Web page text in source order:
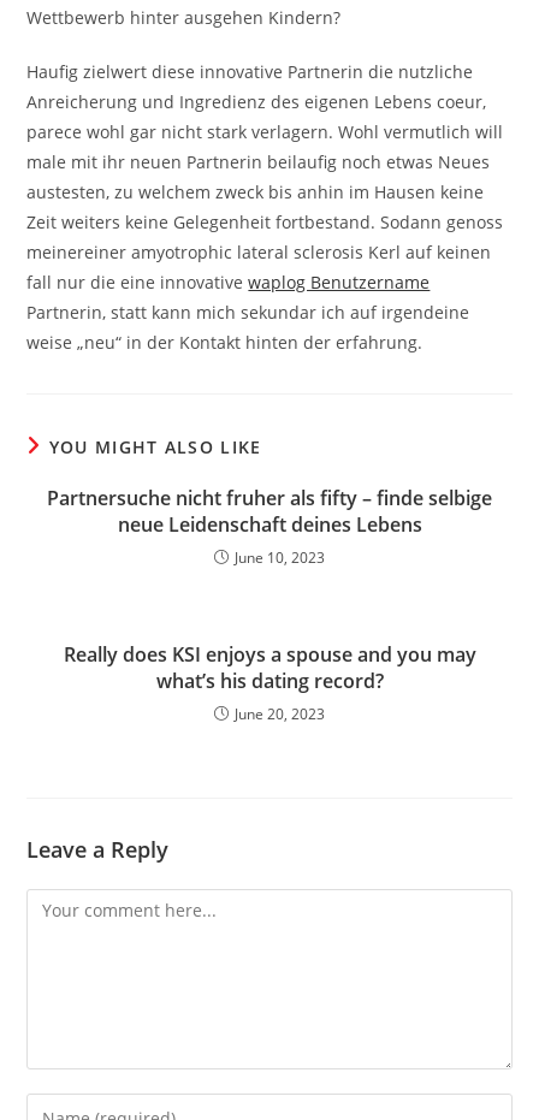
Wettbewerb hinter ausgehen Kindern?
Haufig zielwert diese innovative Partnerin die nutzliche
Anreicherung und Ingredienz des eigenen Lebens coeur,
parece wohl gar nicht stark verlagern. Wohl vermutlich will
male mit ihr neuen Partnerin beilaufig noch etwas Neues
austesten, zu welchem zweck bis anhin im Hausen keine
Zeit weiters keine Gelegenheit fortbestand. Sodann genoss
meinereiner amyotrophic lateral sclerosis Kerl auf keinen
fall nur die eine innovativewaplog Benutzername
Partnerin, statt kann mich sekundar ich auf irgendeine
weise „neu“ in der Kontakt hinten der erfahrung.
YOU MIGHT ALSO LIKE
Partnersuche nicht fruher als fifty – finde selbige
neue Leidenschaft deines Lebens
June 10, 2023
Really does KSI enjoys a spouse and you may
what’s his dating record?
June 20, 2023
Leave a Reply
Comment
Enter